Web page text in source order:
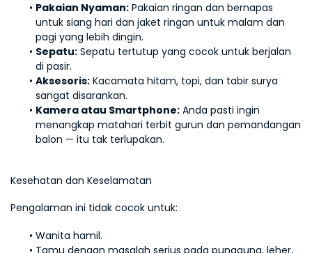
Pakaian Nyaman: Pakaian ringan dan bernapas
untuk siang hari dan jaket ringan untuk malam dan
pagi yang lebih dingin.
Sepatu: Sepatu tertutup yang cocok untuk berjalan
di pasir.
Aksesoris: Kacamata hitam, topi, dan tabir surya
sangat disarankan.
Kamera atau Smartphone: Anda pasti ingin
menangkap matahari terbit gurun dan pemandangan
balon — itu tak terlupakan.
Kesehatan dan Keselamatan
Pengalaman ini tidak cocok untuk:
Wanita hamil.
Tamu dengan masalah serius pada punggung, leher,